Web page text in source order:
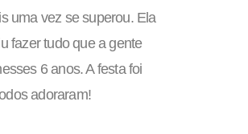
uma vez se superou. Ela
fazer tudo que a gente
6 anos. A festa foi
adoraram!